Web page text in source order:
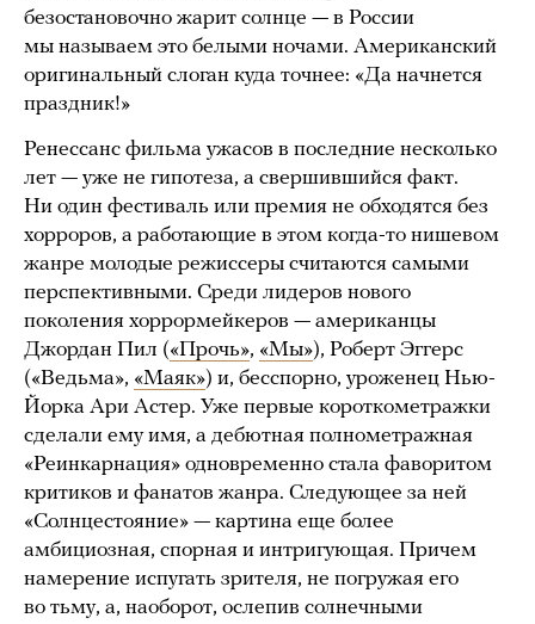
безостановочно жарит солнце — в России
мы называем это белыми ночами. Американский
оригинальный слоган куда точнее: «Да начнется
праздник!»
Ренессанс фильма ужасов в последние несколько
лет — уже не гипотеза, а свершившийся факт.
Ни один фестиваль или премия не обходятся без
хорроров, а работающие в этом когда-то нишевом
жанре молодые режиссеры считаются самыми
перспективными. Среди лидеров нового
поколения хоррормейкеров — американцы
Джордан Пил («Прочь», «Мы»), Роберт Эггерс
(«Ведьма», «Маяк») и, бесспорно, уроженец Нью-
Йорка Ари Астер. Уже первые короткометражки
сделали ему имя, а дебютная полнометражная
«Реинкарнация» одновременно стала фаворитом
критиков и фанатов жанра. Следующее за ней
«Солнцестояние» — картина еще более
амбициозная, спорная и интригующая. Причем
намерение испугать зрителя, не погружая его
во тьму, а, наоборот, ослепив солнечными